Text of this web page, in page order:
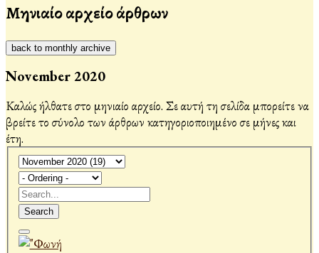
Μηνιαίο αρχείο άρθρων
back to monthly archive
November 2020
Καλώς ήλθατε στο μηνιαίο αρχείο. Σε αυτή τη σελίδα μπορείτε να
βρείτε το σύνολο των άρθρων κατηγοριοποιημένο σε μήνες και
έτη.
Search